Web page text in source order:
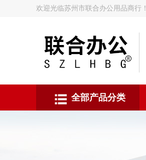
欢迎光临苏州市联合办公用品商行！
全部产品分类